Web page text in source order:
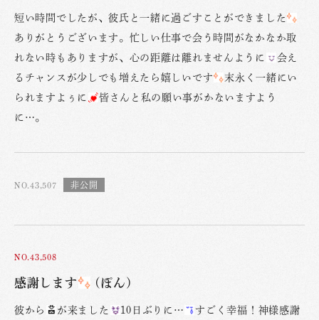
短い時間でしたが、彼氏と一緒に過ごすことができました
ありがとうございます。忙しい仕事で会う時間がなかなか取
れない時もありますが、心の距離は離れませんように
会え
るチャンスが少しでも増えたら嬉しいです
末永く一緒にい
られますよぅに
皆さんと私の願い事がかないますよう
に…。
NO.43,507
NO.43,508
感謝します (ぽん)
彼から が来ました 10日ぶりに…
すごく幸福！神様感謝